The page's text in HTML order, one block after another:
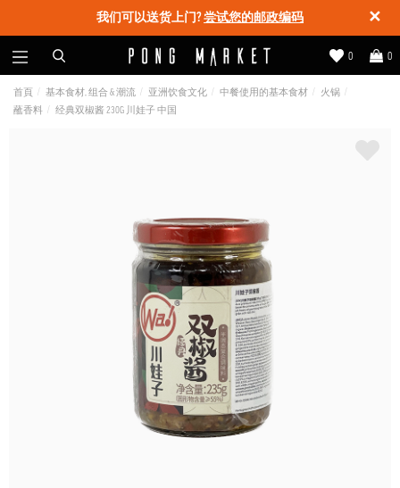
✕
我们可以送货上门?尝试您的邮政编码
0
0
首頁 基本食材, 组合 & 潮流 亚洲饮食文化 中餐使用的基本食材
火锅
蘸香料
经典双椒酱 230G 川娃子 中国